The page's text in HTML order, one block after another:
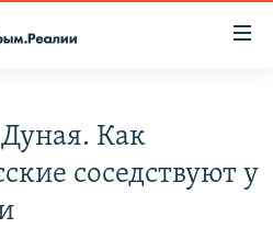
Как
соседствуют у